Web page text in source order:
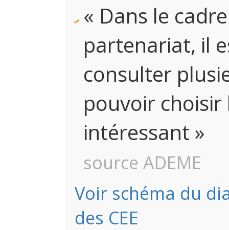
« Dans le
partenariat, il
consulter
pouvoir
intéressant »
source ADEME
Voir schéma du
des CEE